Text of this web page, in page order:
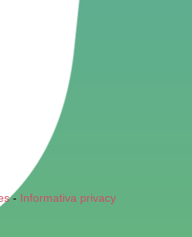
- Informativa privacy